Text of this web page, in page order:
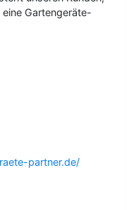
Gartengeräte-
partner.de/